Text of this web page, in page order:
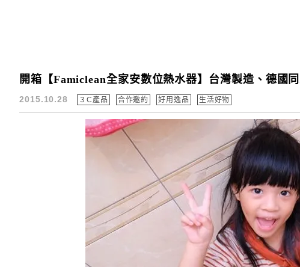
開箱【Famiclean全家安數位熱水器】台灣製造、德國
2015.10.28 ３C產品 合作邀約 好用逸品 生活好物